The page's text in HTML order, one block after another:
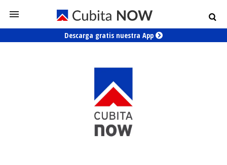
Descarga gratis nuestra App